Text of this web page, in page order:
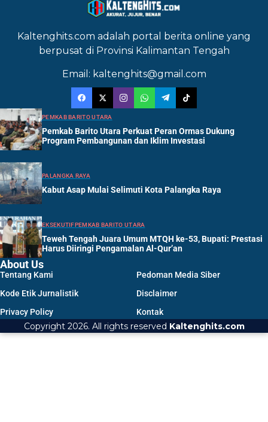
Kaltenghits.com adalah portal berita online yang
berpusat di Provinsi Kalimantan Tengah
Email: kaltenghits@gmail.com
PEMKAB BARITO UTARA
Pemkab Barito Utara Perkuat Peran Ormas Dukung
Program Pembangunan dan Iklim Investasi
PALANGKA RAYA
Kabut Asap Mulai Selimuti Kota Palangka Raya
EKSEKUTIFPEMKAB BARITO UTARA
Teweh Tengah Juara Umum MTQH ke-53, Bupati: Prestasi
Harus Diiringi Pengamalan Al-Qur’an
About Us
Tentang Kami
Pedoman Media Siber
Kode Etik Jurnalistik
Disclaimer
Privacy Policy
Kontak
Copyright 2026. All rights reserved Kaltenghits.com